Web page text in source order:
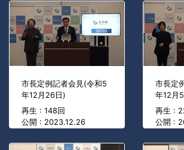
市長定例記者会見(令和5
年12月26日)
再生 : 148回
公開 : 2023.12.26
市長定
年12月
再生 :
公開 :